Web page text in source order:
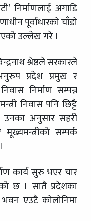
निर्माणलाई अगाडि
पूर्वाधारको चाँडो
उल्लेख गरे ।
श्रेष्ठले सरकारले
अनुरुप प्रदेश प्रमुख र
निर्माण सम्पन्न
निवास पनि छिट्टै
उनका अनुसार सहरी
सम्पर्क
कार्य सुरु भएर चार
छ । सातै प्रदेशका
एउटै कोलोनिमा